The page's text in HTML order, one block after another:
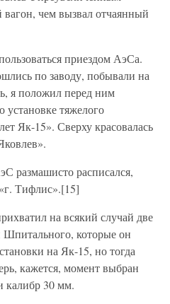
вагон, чем вызвал отчаянный
приездом АэСа.
по заводу, побывали на
я положил перед ним
установке тяжелого
Як-15». Сверху красовалась
размашисто расписался,
Тифлис».[15]
на всякий случай две
которые он
на Як-15, но тогда
кажется, момент выбран
30 мм.